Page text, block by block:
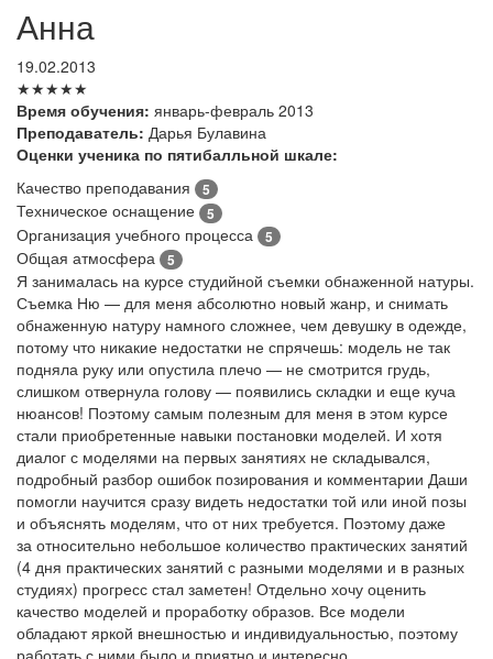
Анна
19.02.2013
★★★★★
Время обучения: январь-февраль 2013
Преподаватель: Дарья Булавина
Оценки ученика по пятибалльной шкале:
Качество преподавания
5
Техническое оснащение 5
Организация учебного процесса 5
Общая атмосфера 5
Я занималась на курсе студийной съемки обнаженной натуры.
Съемка Ню — для меня абсолютно новый жанр, и снимать
обнаженную натуру намного сложнее, чем девушку в одежде,
потому что никакие недостатки не спрячешь: модель не так
подняла руку или опустила плечо — не смотрится грудь,
слишком отвернула голову — появились складки и еще куча
нюансов! Поэтому самым полезным для меня в этом курсе
стали приобретенные навыки постановки моделей. И хотя
диалог с моделями на первых занятиях не складывался,
подробный разбор ошибок позирования и комментарии Даши
помогли научится сразу видеть недостатки той или иной позы
и объяснять моделям, что от них требуется. Поэтому даже
за относительно небольшое количество практических занятий
(4 дня практических занятий с разными моделями и в разных
студиях) прогресс стал заметен! Отдельно хочу оценить
качество моделей и проработку образов. Все модели
обладают яркой внешностью и индивидуальностью, поэтому